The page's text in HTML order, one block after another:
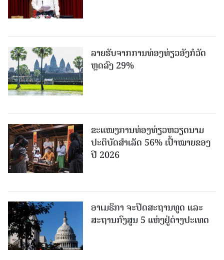
ລາຍຮັບຈາກການທ່ອງທ່ຽວອັງກໍວັດ
ຫຼດລົງ 29%
ຂະ​ແໜງ​ການ​ທ່ອງ​ທ່ຽວຫວຽດນາມ ​
ປະ​ຕິ​ບັດ​ສຳ​ເລັດ 56% ເປົ້າ​ໝາຍຂອງ
ປີ 2026
ອາເມຣິກາ ຈະປິດສະຖານທູດ ແ​ລະ
ສະຖານກົງສູນ 5 ແຫ່ງ​ຢູ່​ຕ່າງ​ປະ​ເທດ